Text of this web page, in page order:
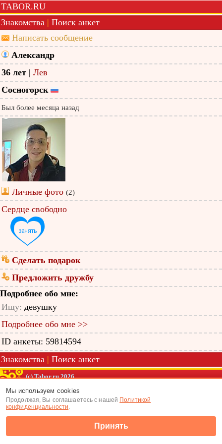
TABOR.RU
Знакомства | Поиск анкет
Написать сообщение
Александр
36 лет | Лев
Сосногорск
Был более месяца назад
Личные фото (2)
Сердце свободно
Сделать подарок
Предложить дружбу
Подробнее обо мне:
Ищу: девушку
Подробнее обо мне >>
ID анкеты: 59814594
Знакомства | Поиск анкет
(c) Tabor.ru 2026
Мы используем cookies
Продолжая, Вы соглашаетесь с нашей Политикой
конфиденциальности.
Принять